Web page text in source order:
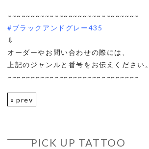
~~~~~~~~~~~~~~~~~~~~~~~~~~~~
#ブラックアンドグレー435
⇩
オーダーやお問い合わせの際には、
上記のジャンルと番号をお伝えください。
~~~~~~~~~~~~~~~~~~~~~~~~~~~~
« prev
PICK UP TATTOO